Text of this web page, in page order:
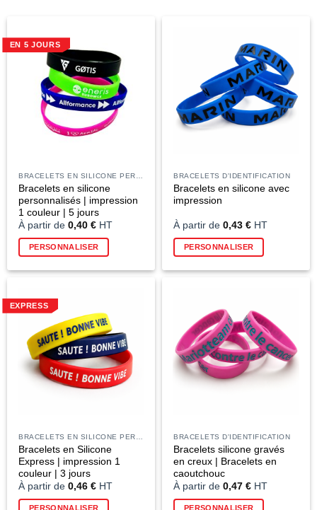
EN 5 JOURS
Bracelets en silicone
personnalisés | impression
1 couleur | 5 jours
À partir de0,40€ HT
PERSONNALISER
BRACELETS D'IDENTIFICATION
Bracelets en silicone avec
impression
À partir de0,43€ HT
PERSONNALISER
options
peuvent
être
choisies
produit
EXPRESS
Bracelets en Silicone
Express | impression 1
couleur | 3 jours
À partir de0,46€ HT
PERSONNALISER
BRACELETS D'IDENTIFICATION
Bracelets silicone gravés
en creux | Bracelets en
caoutchouc
À partir de0,47€ HT
PERSONNALISER